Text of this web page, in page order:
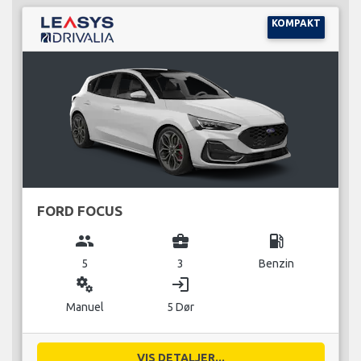
KOMPAKT
FORD FOCUS
group
5
business_center
3
local_gas_station
Benzin
miscellaneous_services
Manuel
login
5 Dør
VIS DETALJER...